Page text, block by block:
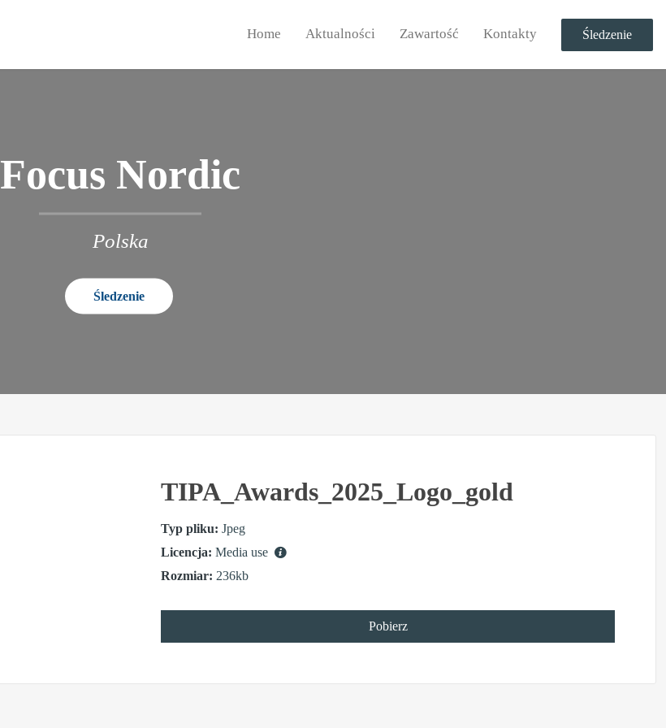
Home Aktualności Zawartość Kontakty Śledzenie
Focus Nordic
Polska
Śledzenie
TIPA_Awards_2025_Logo_gold
Typ pliku: Jpeg
Licencja: Media use
Rozmiar: 236kb
Pobierz